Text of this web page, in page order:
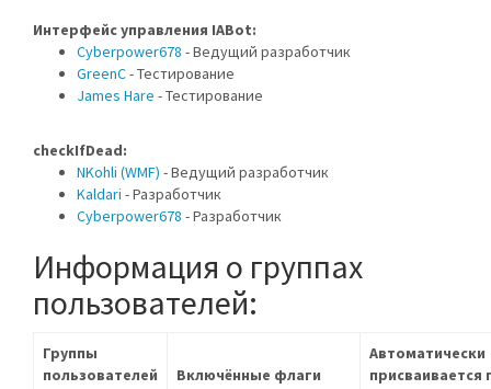
Интерфейс управления IABot:
Cyberpower678 - Ведущий разработчик
GreenC- Тестирование
James Hare - Тестирование
checkIfDead:
NKohli (WMF) - Ведущий разработчик
Kaldari - Разработчик
Cyberpower678 - Разработчик
Информация о группах
пользователей:
Группы
пользователей
Включённые флаги
Автоматически
присваивается